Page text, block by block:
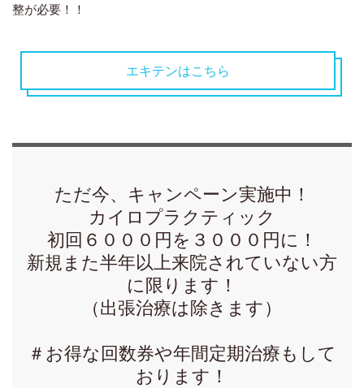
整が必要！！
エキテンはこちら
ただ今、キャンペーン実施中！
カイロプラクティック
初回６０００円を３０００円に！
新規また半年以上来院されていない方
に限ります！
（出張治療は除きます）
＃お得な回数券や年間定期治療もして
おります！